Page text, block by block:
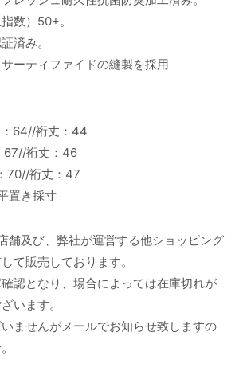
数）50+。
済み。
ーティファイドの縫製を採用
64//裄丈：44
67//裄丈：46
70//裄丈：47
置き採寸
舗及び、弊社が運営する他ショッピング
て販売しております。
認となり、場合によっては在庫切れが
います。
ませんがメールでお知らせ致しますの